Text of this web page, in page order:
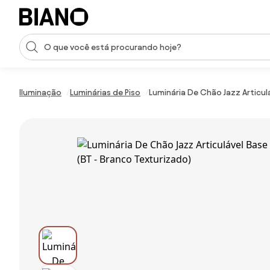
Saltar para o conteúdo
Entrada de pesquisa
Iluminação Luminárias de Piso Luminária De Chão Jazz